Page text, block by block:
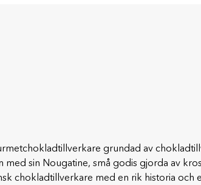
grundad av
med sin Nougatine, små godis gjorda av
chokladtillverkare med en rik historia och